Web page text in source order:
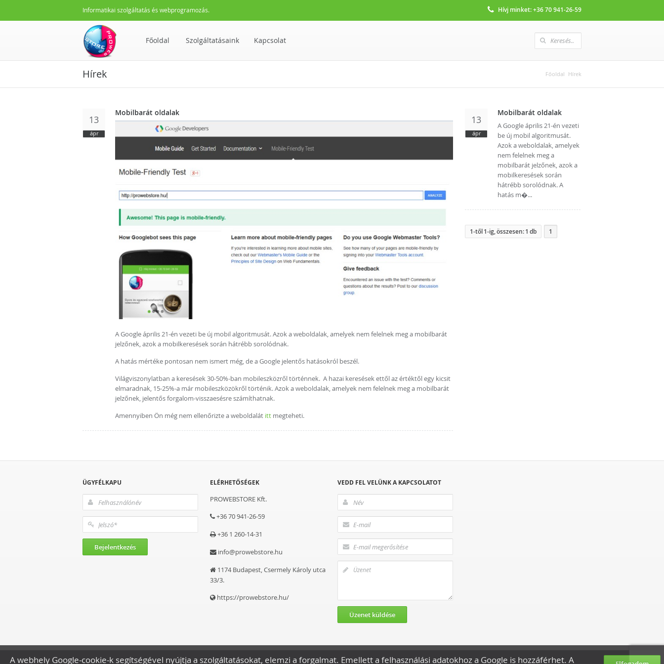
Informatikai szolgáltatás és webprogramozás. Hívj minket:+36 70 941-26-59
Főoldal Szolgáltatásaink Kapcsolat
Főoldal Hírek
Hírek
13
ápr
Mobilbarát oldalak
A Google április 21-én vezeti be új mobil algoritmusát. Azok a weboldalak, amelyek nem felelnek meg a mobilbarát
jelzőnek, azok a mobilkeresések során hátrébb sorolódnak.
A hatás mértéke pontosan nem ismert még, de a Google jelentős hatásokról beszél.
Világviszonylatban a keresések 30-50%-ban mobileszközről történnek. A hazai keresések ettől az értéktől egy kicsit
elmaradnak, 15-25%-a már mobileszközökről történik. Azok a weboldalak, amelyek nem felelnek meg a mobilbarát
jelzőnek, jelentős forgalom-visszaesésre számíthatnak.
Amennyiben Ön még nem ellenőrizte a weboldalát itt megteheti.
13
ápr
Mobilbarát oldalak
A Google április 21-én vezeti
be új mobil algoritmusát.
Azok a weboldalak, amelyek
nem felelnek meg a
mobilbarát jelzőnek, azok a
mobilkeresések során
hátrébb sorolódnak. A
hatás m�...
1-től 1-ig, összesen: 1 db 1
ÜGYFÉLKAPU ELÉRHETŐSÉGEK
PROWEBSTORE Kft.
+36 70 941-26-59
+36 1 260-14-31
info@prowebstore.hu
1174 Budapest,Csermely Károly utca
33/3.
https://prowebstore.hu/
VEDD FEL VELÜNK A KAPCSOLATOT
A webhely Google-cookie-k segítségével nyújtja a szolgáltatásokat, elemzi a forgalmat. Emellett a felhasználási adatokhoz a Google is hozzáférhet. A